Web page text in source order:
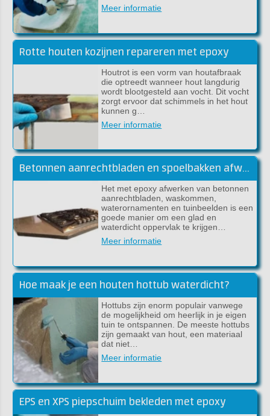
Meer informatie
Rotte houten kozijnen repareren met epoxy
Houtrot is een vorm van houtafbraak
die optreedt wanneer hout langdurig
wordt blootgesteld aan vocht. Dit vocht
zorgt ervoor dat schimmels in het hout
kunnen g…
Meer informatie
Betonnen aanrechtbladen en spoelbakken afwerken met epoxy
Het met epoxy afwerken van betonnen
aanrechtbladen, waskommen,
waterornamenten en tuinbeelden is een
goede manier om een glad en
waterdicht oppervlak te krijgen…
Meer informatie
Hoe maak je een houten hottub waterdicht?
Hottubs zijn enorm populair vanwege
de mogelijkheid om heerlijk in je eigen
tuin te ontspannen. De meeste hottubs
zijn gemaakt van hout, een materiaal
dat niet…
Meer informatie
EPS en XPS piepschuim bekleden met epoxy